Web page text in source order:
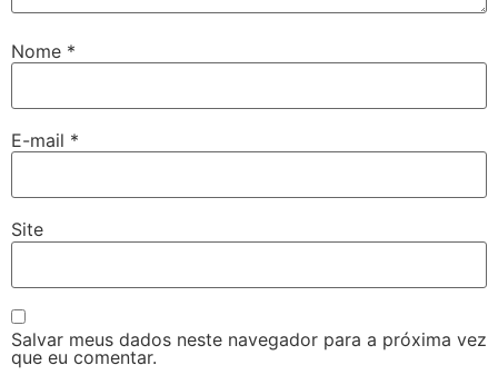
Nome *
E-mail *
Site
Salvar meus dados neste navegador para a próxima vez
que eu comentar.